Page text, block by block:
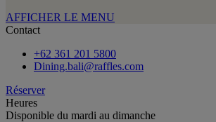
AFFICHER LE MENU
Contact
+62 361 201 5800
Dining.bali@raffles.com
Réserver
Heures
Disponible du mardi au dimanche